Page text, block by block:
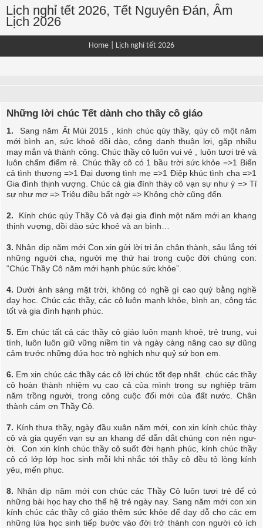
Lịch nghỉ tết 2026, Tết Nguyên Đán, Âm
Lịch 2026
Home Lịch nghỉ tết 2026
Những lời chúc Tết dành cho thầy cô giáo
1.
Sang năm Ất Mùi 2015 , kính chúc qúy thầy, qúy cô một năm
mới bình an, sức khoẻ dồi dào, công danh thuận lợi, gặp nhiều
may mắn và thành công. Chúc thầy cô luôn vui vẻ , luôn tươi trẻ và
luôn chấm điểm rẻ. Chúc thầy cô có 1 bầu trời sức khỏe =>1 Biển
cả tình thương =>1 Đại dương tình mẹ =>1 Điệp khúc tình cha =>1
Gia đình thịnh vượng. Chúc cả gia đình thày cô vạn sự như ý => Tỉ
sự như mơ => Triệu điều bất ngờ => Không chờ cũng đến.
2.
Kính chúc qúy Thầy Cô và đại gia đình một năm mới an khang
thịnh vượng, dồi dào sức khoẻ và an bình…
3. Nhân dịp năm mới Con xin gửi lời tri ân chân thành, sâu lắng tới
những người cha, người mẹ thứ hai trong cuộc đời chúng con:
“Chúc Thầy Cô năm mới hạnh phúc sức khỏe”.
4. Dưới ánh sáng mặt trời, không có nghề gì cao quý bằng nghề
dạy học. Chúc các thầy, các cô luôn mạnh khỏe, bình an, công tác
tốt và gia đình hạnh phúc.
5. Em chúc tất cả các thầy cô giáo luôn mạnh khoẻ, trẻ trung, vui
tính, luôn luôn giữ vững niềm tin và ngày càng nâng cao sự dũng
cảm trước những đứa học trò nghịch như quỷ sứ bọn em.
6. Em xin chúc các thầy các cô lời chúc tốt đẹp nhất. chúc các thầy
cô hoàn thành nhiệm vụ cao cả của mình trong sự nghiệp trăm
năm trồng người, trong công cuộc đổi mới của đất nước. Chân
thành cám ơn Thầy Cô.
7. Kính thưa thầy, ngày đầu xuân năm mới, con xin kính chúc thày
cô và gia quyến vạn sự an khang để dẫn dắt chúng con nên ngư­
ời. Con xin kính chúc thầy cô suốt đời hạnh phúc, kính chúc thầy
cô có lớp lớp học sinh mỗi khi nhắc tới thầy cô đều tỏ lòng kính
yêu, mến phục.
8. Nhân dịp năm mới con chúc các Thầy Cô luôn tươi trẻ để có
những bài học hay cho thế hệ trẻ ngày nay. Sang năm mới con xin
kính chúc các thầy cô giáo thêm sức khỏe để dạy dỗ cho các em
những lứa học sinh tiếp bước vào đời trở thành con người có ích